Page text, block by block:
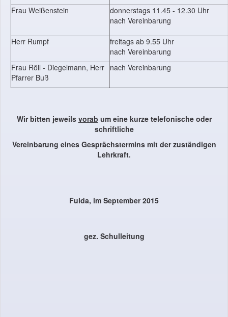
Frau Weißenstein
donnerstags 11.45 - 12.30 Uhr
nach Vereinbarung
Herr Rumpf
freitags ab 9.55 Uhr
nach Vereinbarung
Frau Röll - Diegelmann, Herr
Pfarrer Buß
nach Vereinbarung
Wir bitten jeweils vorab um eine kurze telefonische oder
schriftliche
Vereinbarung eines Gesprächstermins mit der zuständigen
Lehrkraft.
Fulda, im September 2015
gez. Schulleitung